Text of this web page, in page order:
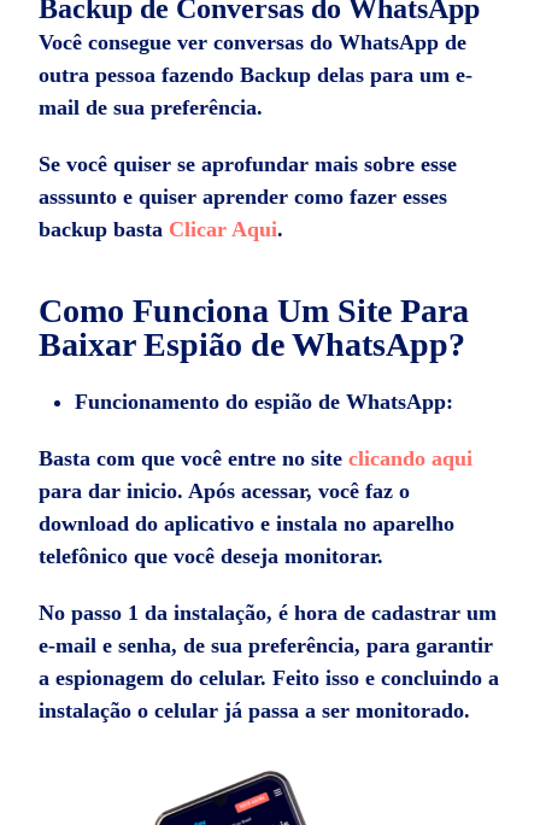
Backup de Conversas do WhatsApp
Você consegue ver conversas do WhatsApp de
outra pessoa fazendo Backup delas para um e-
mail de sua preferência.
Se você quiser se aprofundar mais sobre esse
asssunto e quiser aprender como fazer esses
backup basta Clicar Aqui.
Como Funciona Um Site Para
Baixar Espião de WhatsApp?
Funcionamento do espião de WhatsApp:
Basta com que você entre no siteclicando aqui
para dar inicio. Após acessar, você faz o
download do aplicativo e instala no aparelho
telefônico que você deseja monitorar.
No passo 1 da instalação, é hora de cadastrar um
e-mail e senha, de sua preferência, para garantir
a espionagem do celular. Feito isso e concluindo a
instalação o celular já passa a ser monitorado.